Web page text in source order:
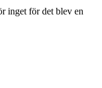
inget för det blev en